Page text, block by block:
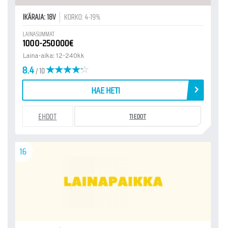
IKÄRAJA: 18V KORKO: 4-19%
LAINASUMMAT
1000-250000€
Laina-aika: 12-240kk
8.4/ 10
HAE HETI
EHDOT TIEDOT
16